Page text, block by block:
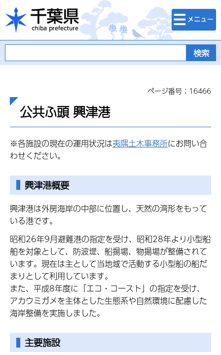
千葉県
検索・メニュ
ー
ページ番号：16466
公共ふ頭 興津港
※各施設の現在の運用状況は夷隅土木事務所にお問い合
わせください。
興津港概要
興津港は外房海岸の中部に位置し、天然の湾形をもって
いる港です。
昭和26年9月避難港の指定を受け、昭和28年より小型船
舶を対象として、防波堤、船揚場、物揚場が整備されて
います。現在は主として当地域で活動する小型船の船だ
まりとして利用しています。
また、平成8年度に「エコ・コースト」の指定を受け、
アカウミガメを主体とした生態系や自然環境に配慮した
海岸整備を実施しました。
主要施設